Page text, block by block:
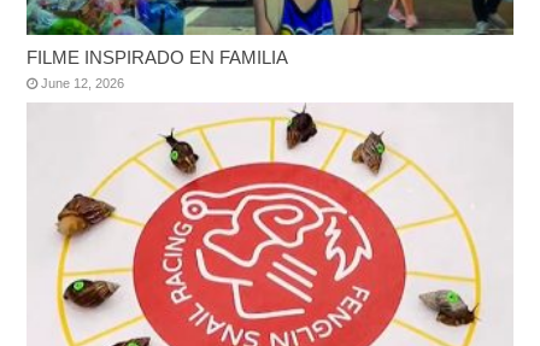
FILME INSPIRADO EN FAMILIA
June 12, 2026